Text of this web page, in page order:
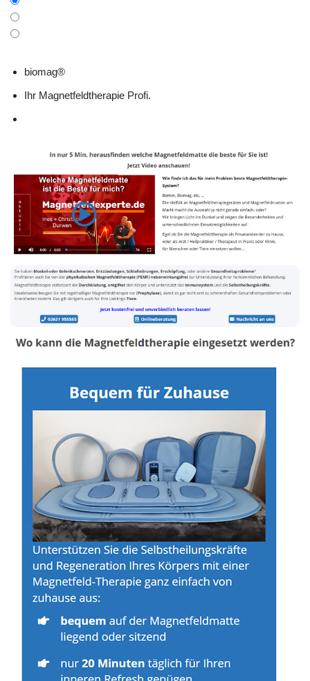
biomag®
Ihr Magnetfeldtherapie Profi.